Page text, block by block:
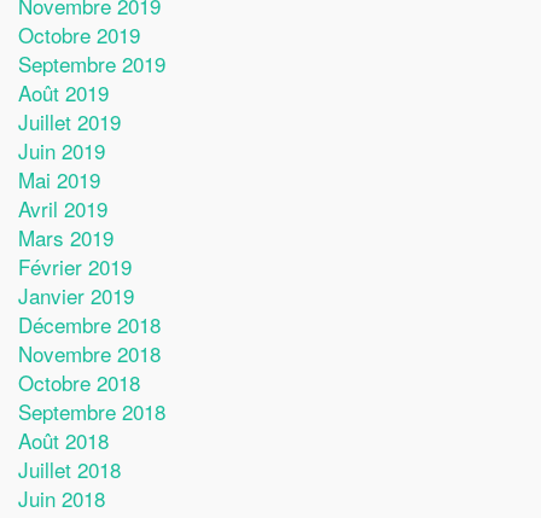
Octobre 2019
Septembre 2019
Août 2019
Juillet 2019
Juin 2019
Mai 2019
Avril 2019
Mars 2019
Février 2019
Janvier 2019
Décembre 2018
Novembre 2018
Octobre 2018
Septembre 2018
Août 2018
Juillet 2018
Juin 2018